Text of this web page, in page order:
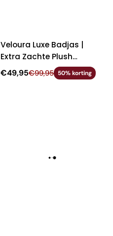
Veloura Luxe Badjas |
Extra Zachte Plush
Badjas
€49,95€99,95 50% korting